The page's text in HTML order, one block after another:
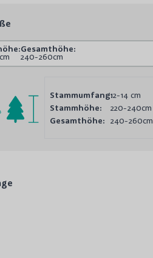
Gesamthöhe:
240-260cm
Stammumfang:12-14 cm
Stammhöhe:
220-240cm
Gesamthöhe: 240-260cm